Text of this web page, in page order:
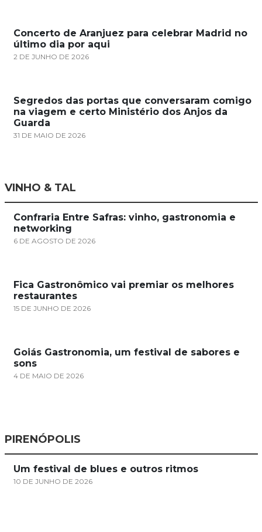
Concerto de Aranjuez para celebrar Madrid no
último dia por aqui
2 DE JUNHO DE 2026
Segredos das portas que conversaram comigo
na viagem e certo Ministério dos Anjos da
Guarda
31 DE MAIO DE 2026
VINHO & TAL
Confraria Entre Safras: vinho, gastronomia e
networking
6 DE AGOSTO DE 2026
Fica Gastronômico vai premiar os melhores
restaurantes
15 DE JUNHO DE 2026
Goiás Gastronomia, um festival de sabores e
sons
4 DE MAIO DE 2026
PIRENÓPOLIS
Um festival de blues e outros ritmos
10 DE JUNHO DE 2026